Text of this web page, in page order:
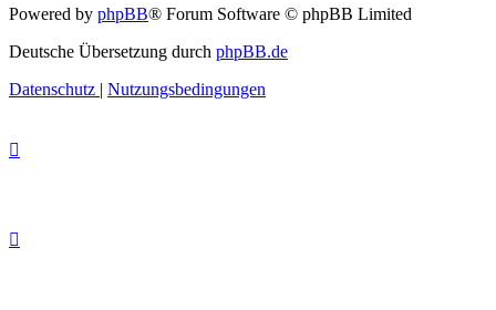
Powered by phpBB® Forum Software © phpBB Limited
Deutsche Übersetzung durch phpBB.de
Datenschutz | Nutzungsbedingungen